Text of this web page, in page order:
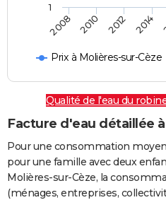
Prix à Molières-sur-Cèze
2008 2010 2012 2014
1
Qualité de l'eau du
Facture d'eau détaillée
Pour une consommation
pour une famille avec deux
Molières-sur-Cèze, la
(ménages, entreprises,